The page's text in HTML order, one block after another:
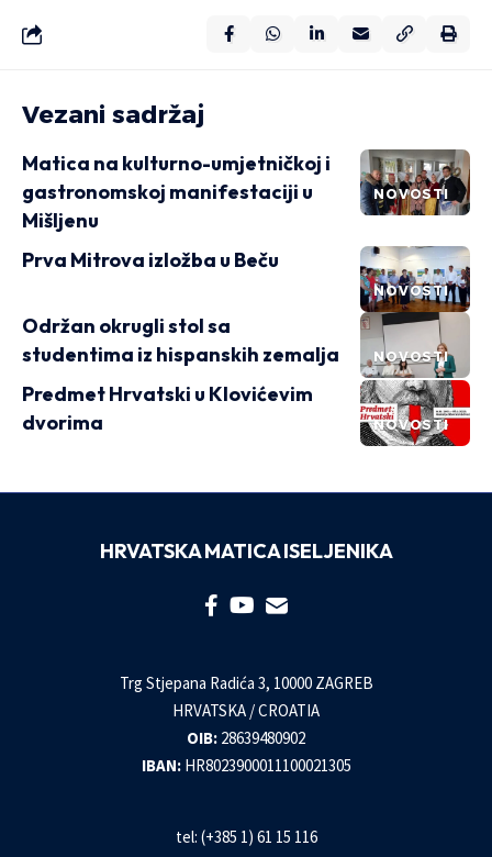
Vezani sadržaj
NOVOSTI
Matica na kulturno-umjetničkoj i
gastronomskoj manifestaciji u
Mišljenu
NOVOSTI
Prva Mitrova izložba u Beču
NOVOSTI
Održan okrugli stol sa
studentima iz hispanskih zemalja
NOVOSTI
Predmet Hrvatski u Klovićevim
dvorima
HRVATSKA MATICA ISELJENIKA
Trg Stjepana Radića 3, 10000 ZAGREB
HRVATSKA / CROATIA
OIB: 28639480902
IBAN: HR8023900011100021305
tel: (+385 1) 61 15 116